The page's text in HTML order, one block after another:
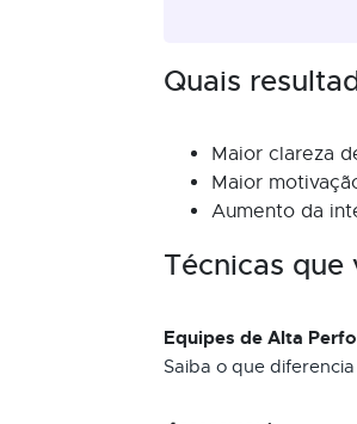
Quais
Maior clareza
Maior
Aumento da
Técnicas que
Equipes de Alta
Saiba o que